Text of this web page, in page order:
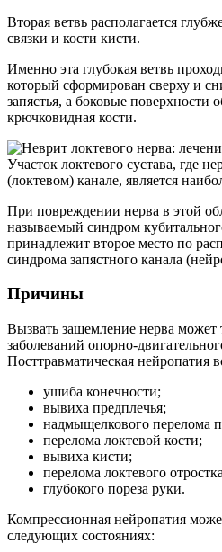
Вторая ветвь располагается
связки и кости кисти.
Именно эта глубокая ветвь
который сформирован сверху и
запястья, а боковые поверхности
крючковидная кости.
Участок локтевого сустава, где
(локтевом) канале, является
При повреждении нерва в этой
называемый синдром
принадлежит второе место по
синдрома запястного канала
Причины
Вызвать защемление нерва может
заболеваний опорно-
Посттравматическая нейропатия
ушиба конечности;
вывиха предплечья;
надмыщелкового перелома
перелома локтевой кости;
вывиха кисти;
перелома локтевого
глубокого пореза руки.
Компрессионная нейропатия
следующих состояниях: